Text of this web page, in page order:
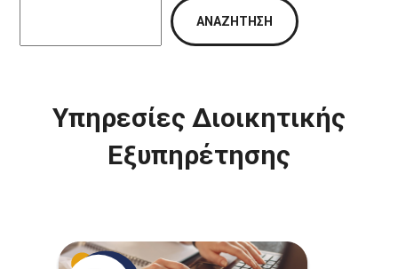
ΑΝΑΖΉΤΗΣΗ
Υπηρεσίες Διοικητικής
Εξυπηρέτησης